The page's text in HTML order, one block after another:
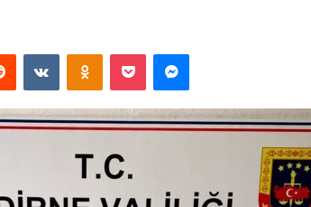
Reddit VKontakteOdnoklassniki
Pocket Messenger